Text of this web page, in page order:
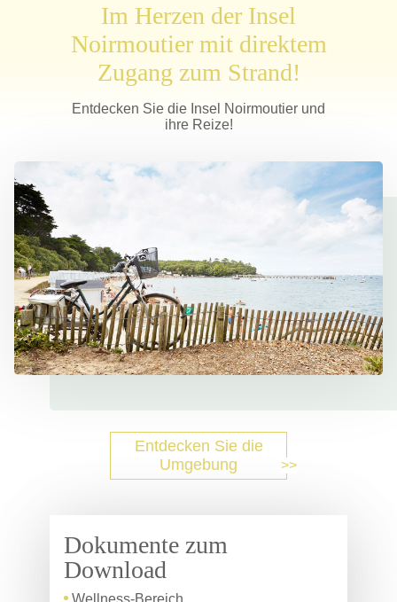
Im Herzen der Insel
Noirmoutier mit direktem
Zugang zum Strand!
Entdecken Sie die Insel Noirmoutier und
ihre Reize!
Entdecken Sie die
Umgebung
Dokumente zum
Download
Wellness-Bereich